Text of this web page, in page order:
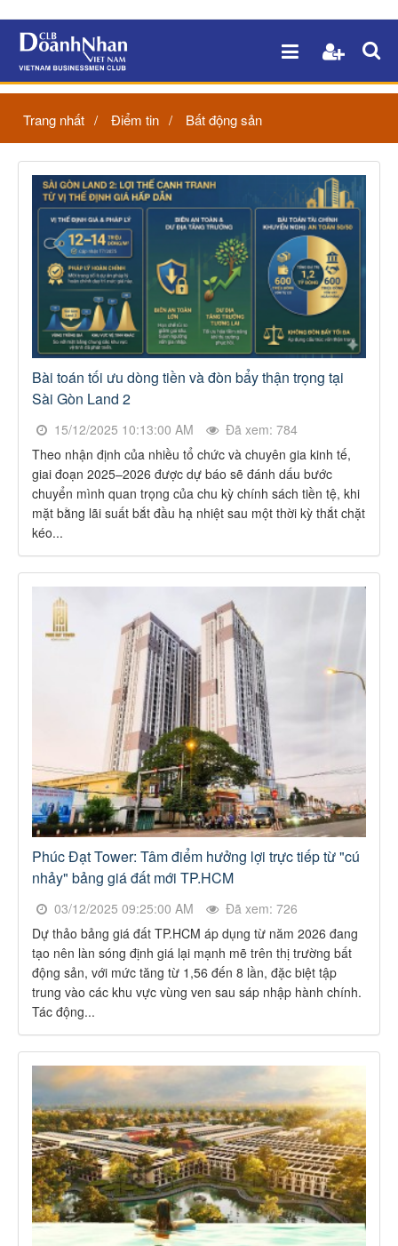
Trang nhất Điểm tin Bất động sản
Bài toán tối ưu dòng tiền và đòn bẩy thận trọng tại
Sài Gòn Land 2
15/12/2025 10:13:00 AM
Đã xem: 784
Theo nhận định của nhiều tổ chức và chuyên gia kinh tế,
giai đoạn 2025–2026 được dự báo sẽ đánh dấu bước
chuyển mình quan trọng của chu kỳ chính sách tiền tệ, khi
mặt bằng lãi suất bắt đầu hạ nhiệt sau một thời kỳ thắt chặt
kéo...
Phúc Đạt Tower: Tâm điểm hưởng lợi trực tiếp từ "cú
nhảy" bảng giá đất mới TP.HCM
03/12/2025 09:25:00 AM
Đã xem: 726
Dự thảo bảng giá đất TP.HCM áp dụng từ năm 2026 đang
tạo nên làn sóng định giá lại mạnh mẽ trên thị trường bất
động sản, với mức tăng từ 1,56 đến 8 lần, đặc biệt tập
trung vào các khu vực vùng ven sau sáp nhập hành chính.
Tác động...